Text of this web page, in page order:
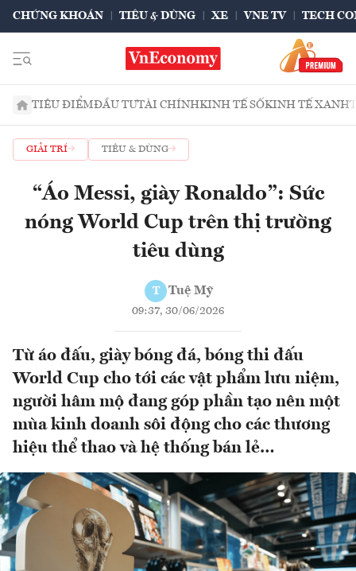
CHỨNG KHOÁN TIÊU & DÙNG XE VNE TV TECH
TIÊU ĐIỂMĐẦU TƯTÀI CHÍNHKINH TẾ SỐKINH TẾ XANH
GIẢI TRÍ TIÊU & DÙNG
“Áo Messi, giày Ronaldo”: Sức
nóng World Cup trên thị trường
tiêu dùng
T Tuệ Mỹ
09:37, 30/06/2026
Từ áo đấu, giày bóng đá, bóng thi đấu
World Cup cho tới các vật phẩm lưu niệm,
người hâm mộ đang góp phần tạo nên một
mùa kinh doanh sôi động cho các thương
hiệu thể thao và hệ thống bán lẻ…